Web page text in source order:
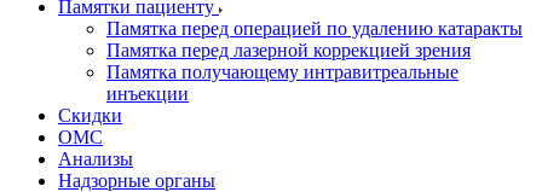
Памятки пациенту
Памятка перед операцией по удалению катаракты
Памятка перед лазерной коррекцией зрения
Памятка получающему интравитреальные
инъекции
Скидки
ОМС
Анализы
Надзорные органы